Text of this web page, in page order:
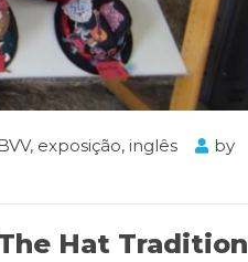
, exposição, inglês
by
Hat Tradition